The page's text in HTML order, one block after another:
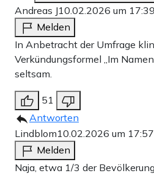
Andreas J10.02.2026 um
Melden
In Anbetracht der Umfrage
Verkündungsformel „Im
seltsam.
51
Antworten
Lindblom10.02.2026 um
Melden
Naja, etwa 1/3 der